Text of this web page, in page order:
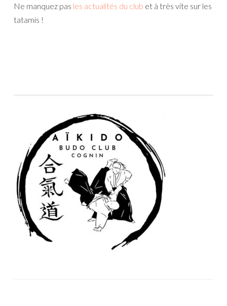
Ne manquez pas les actualités du club et à très vite sur les
tatamis !